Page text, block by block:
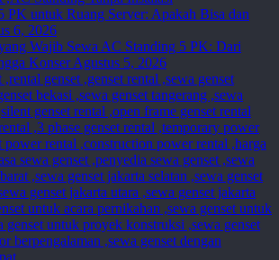
PK untuk Ruang Server: Apakah Bisa dan
6, 2026
Wajib Sewa AC Standing 5 PK: Dari
Konser Agustus 5, 2026